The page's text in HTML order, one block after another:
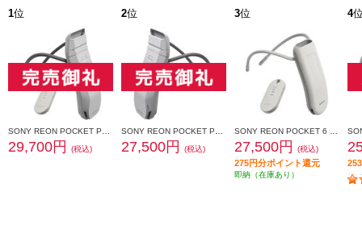
1位
SONY REON POCKET PRO Plus （レオンポケットプロプラス）センシングキット RNPK-P1PT
29,700円 (税込)
2位
SONY REON POCKET PRO Plus（レオンポケットプロプラス） RNPK-P1P
27,500円 (税込)
3位
SONY REON POCKET 6 （レオンポケット 6）センシングキット RNPK-6T
27,500円 (税込)
275円分ポイント還元
即納（在庫あり）
4